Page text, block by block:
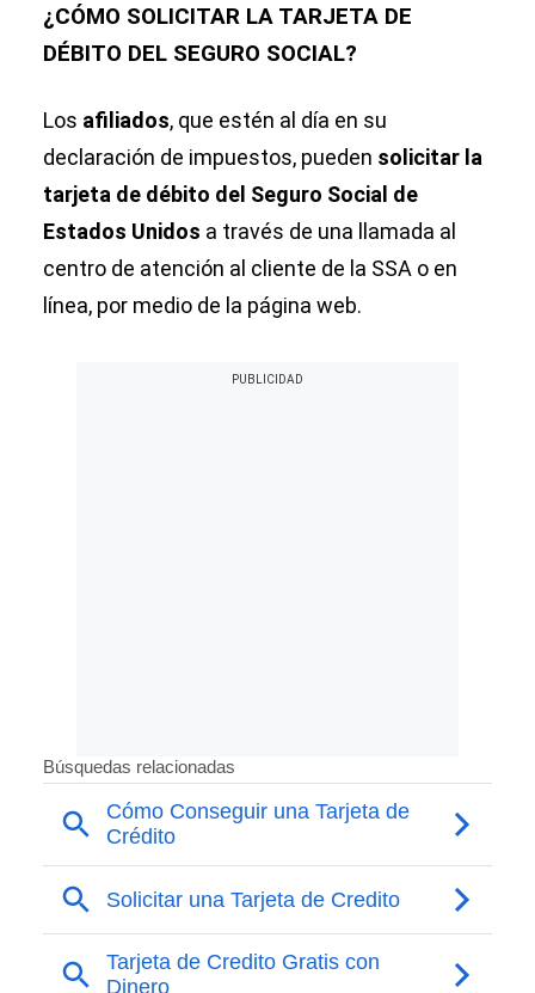
¿CÓMO SOLICITAR LA TARJETA DE
DÉBITO DEL SEGURO SOCIAL?
Los afiliados, que estén al día en su
declaración de impuestos, pueden solicitar la
tarjeta de débito del Seguro Social de
Estados Unidos a través de una llamada al
centro de atención al cliente de la SSA o en
línea, por medio de la página web.